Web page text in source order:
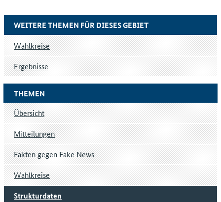
THEMEN
Übersicht
Mitteilungen
Fakten gegen Fake News
Wahlkreise
Strukturdaten
WEITERE THEMEN FÜR DIESES GEBIET
Wahlkreise
Ergebnisse